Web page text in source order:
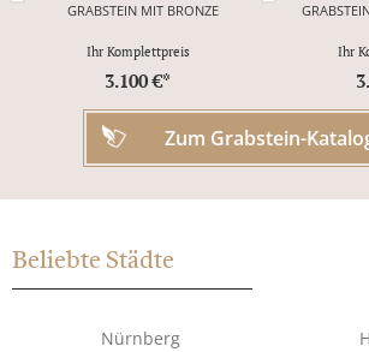
GRABSTEIN MIT BRONZE
Ihr Komplettpreis
3.100 €*
Ihr
Zum Grabstein-
Beliebte Städte
Nürnberg